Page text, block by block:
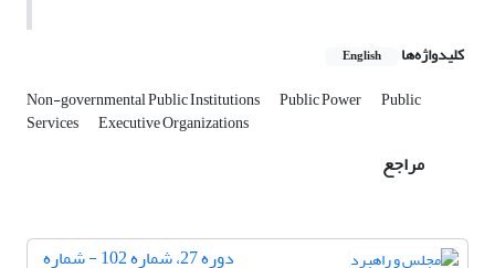
کلیدواژه‌ها English
Non-governmental Public Institutions Public Power Public
Services Executive Organizations
مراجع
دوره 27، شماره 102 - شماره